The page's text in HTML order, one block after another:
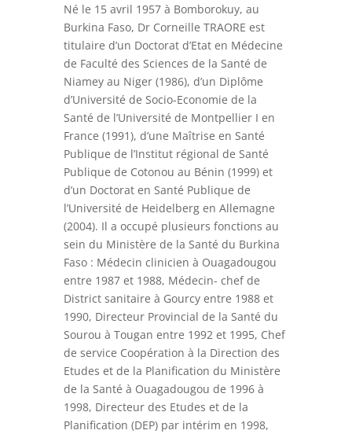
Né le 15 avril 1957 à Bomborokuy, au
Burkina Faso, Dr Corneille TRAORE est
titulaire d’un Doctorat d’Etat en Médecine
de Faculté des Sciences de la Santé de
Niamey au Niger (1986), d’un Diplôme
d’Université de Socio-Economie de la
Santé de l’Université de Montpellier I en
France (1991), d’une Maîtrise en Santé
Publique de l’Institut régional de Santé
Publique de Cotonou au Bénin (1999) et
d’un Doctorat en Santé Publique de
l’Université de Heidelberg en Allemagne
(2004). Il a occupé plusieurs fonctions au
sein du Ministère de la Santé du Burkina
Faso : Médecin clinicien à Ouagadougou
entre 1987 et 1988, Médecin- chef de
District sanitaire à Gourcy entre 1988 et
1990, Directeur Provincial de la Santé du
Sourou à Tougan entre 1992 et 1995, Chef
de service Coopération à la Direction des
Etudes et de la Planification du Ministère
de la Santé à Ouagadougou de 1996 à
1998, Directeur des Etudes et de la
Planification (DEP) par intérim en 1998,